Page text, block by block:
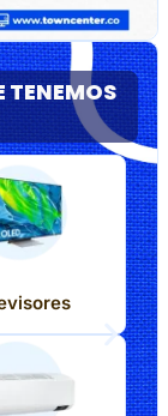
TENEMOS